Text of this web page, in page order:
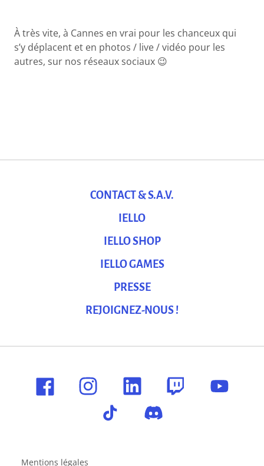
À très vite, à Cannes en vrai pour les chanceux qui
s’y déplacent et en photos / live / vidéo pour les
autres, sur nos réseaux sociaux 😉
CONTACT & S.A.V.
IELLO
IELLO SHOP
IELLO GAMES
PRESSE
REJOIGNEZ-NOUS !
Mentions légales